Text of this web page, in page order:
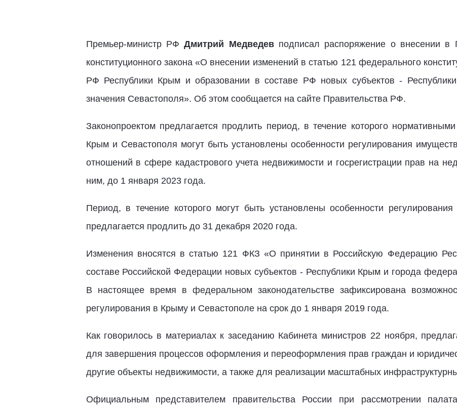
Премьер-министр РФДмитрий Медведевподписал распоряжение о внесении в
конституционного закона «О внесении изменений в статью 121 федерального
РФ Республики Крым и образовании в составе РФ новых субъектов -
значения Севастополя». Об этом сообщается на сайте Правительства РФ.
Законопроектом предлагается продлить период, в течение которого
Крым и Севастополя могут быть установлены особенности регулирования
отношений в сфере кадастрового учета недвижимости и госрегистрации прав на
ним, до 1 января 2023 года.
Период, в течение которого могут быть установлены особенности
предлагается продлить до 31 декабря 2020 года.
Изменения вносятся в статью 121 ФКЗ «О принятии в Российскую Федерацию
составе Российской Федерации новых субъектов - Республики Крым и города
В настоящее время в федеральном законодательстве зафиксирована
регулирования в Крыму и Севастополе на срок до 1 января 2019 года.
Как говорилось в материалах к заседанию Кабинета министров 22 ноября,
для завершения процессов оформления и переоформления прав граждан и
другие объекты недвижимости, а также для реализации масштабных
Официальным представителем правительства России при рассмотрении